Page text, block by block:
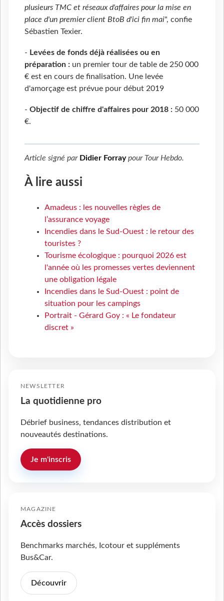
plusieurs TMC et réseaux d'affaires pour la mise en
place d'un premier client BtoB d'ici fin mai", confie
Sébastien Texier.
- Levées de fonds déjà réalisées ou en
préparation : un premier tour de table de 250 000
€ est en cours de finalisation. Une levée
d'amorçage est prévue pour début 2019
- Objectif de chiffre d'affaires pour 2018 : 50 000
€.
Article signé par Didier Forraypour Tour Hebdo.
À lire aussi
Amadeus : les nouvelles règles de
l’assurance voyage
Incendies dans le Sud-Ouest : le retour des
touristes ?
Tourisme écologique : pourquoi 2026 est
l'année où les promesses vertes deviennent
une obligation légale
Incendies dans le Sud-Ouest : point de
situation pour les campings
Portrait - Gérard Goy : « Le fondateur
discret »
NEWSLETTER
La quotidienne pro
Débrief business, tendances distribution et
nouveautés destinations.
Je m'inscris
MAGAZINE
Accès dossiers
Benchmarks marchés, Icotour et suppléments
Bus&Car.
Découvrir